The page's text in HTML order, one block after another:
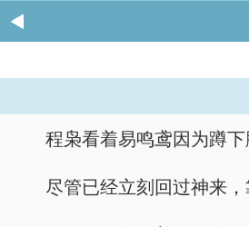
程枭看着易鸣鸢因为蹲
尽管已经立刻回过神来